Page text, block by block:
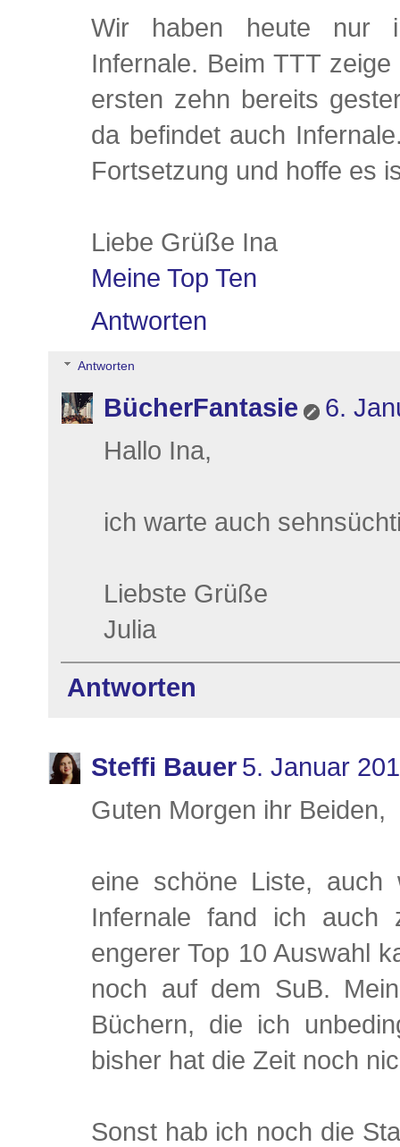
Wir haben heute nur
Infernale. Beim TTT
ersten zehn bereits
da befindet auch
Fortsetzung und hoffe es
Liebe Grüße Ina
Meine Top Ten
Antworten
Antworten
BücherFantasie
6.
Hallo Ina,
ich warte auch
Liebste Grüße
Julia
Antworten
Steffi Bauer 5. Januar
Guten Morgen ihr Beiden,
eine schöne Liste, auch
Infernale fand ich auch
engerer Top 10 Auswahl
noch auf dem SuB.
Büchern, die ich
bisher hat die Zeit noch
Sonst hab ich noch die